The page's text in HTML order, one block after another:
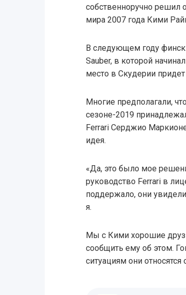
собственноручно решил
мира 2007 года Кими
В следующем году
Sauber, в которой
место в Скудерии
Многие предполагали,
сезоне-2019
Ferrari Серджио
идея.
«Да, это было мое
руководство Ferrari в
поддержало, они
я.
Мы с Кими хорошие
сообщить ему об этом.
ситуациям они